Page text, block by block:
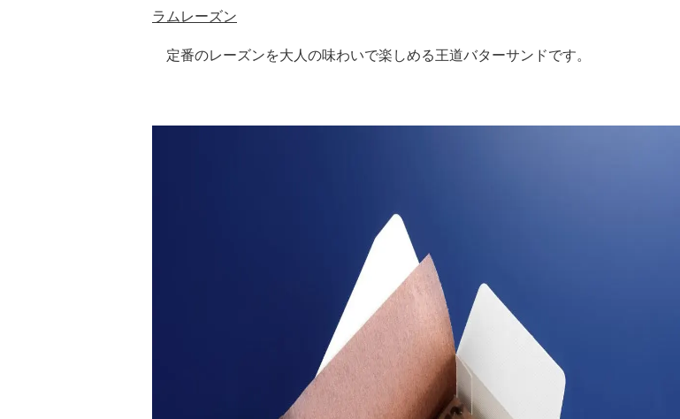
ラムレーズン
定番のレーズンを大人の味わいで楽しめる王道バターサンドです。